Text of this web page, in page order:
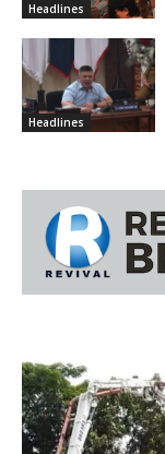
Headlines
Headlines